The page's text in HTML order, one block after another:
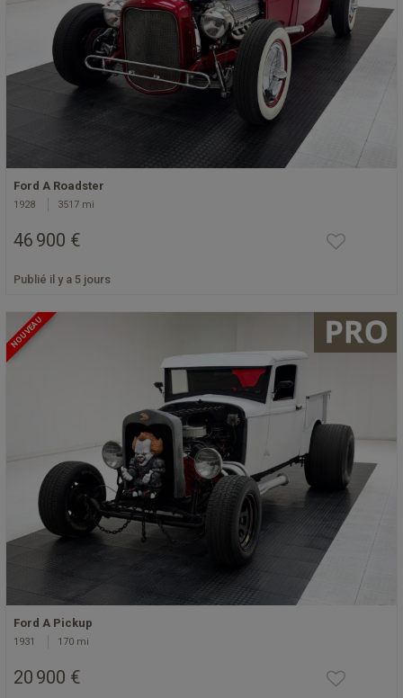
Ford A Roadster
1928 3517 mi
46 900 €
Publié il y a 5 jours
NOUVEAU
Ford A Pickup
1931 170 mi
20 900 €